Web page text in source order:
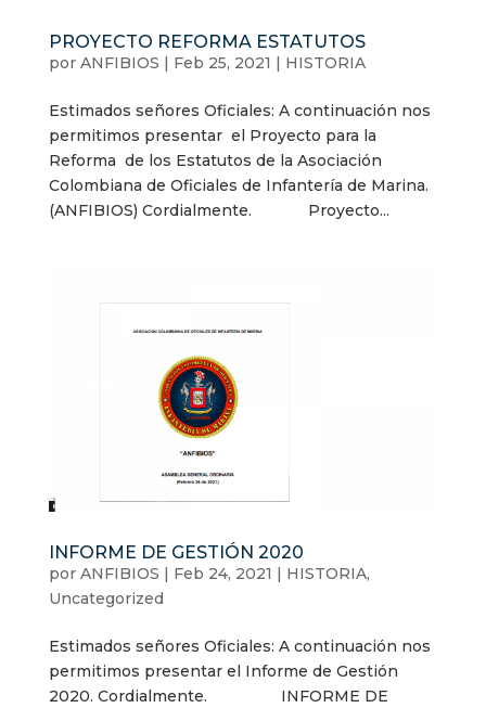
PROYECTO REFORMA ESTATUTOS
por ANFIBIOS Feb 25, 2021 HISTORIA
Estimados señores Oficiales: A continuación nos
permitimos presentar el Proyecto para la
Reforma de los Estatutos de la Asociación
Colombiana de Oficiales de Infantería de Marina.
(ANFIBIOS) Cordialmente. Proyecto...
INFORME DE GESTIÓN 2020
por ANFIBIOS Feb 24, 2021 HISTORIA,
Uncategorized
Estimados señores Oficiales: A continuación nos
permitimos presentar el Informe de Gestión
2020. Cordialmente. INFORME DE